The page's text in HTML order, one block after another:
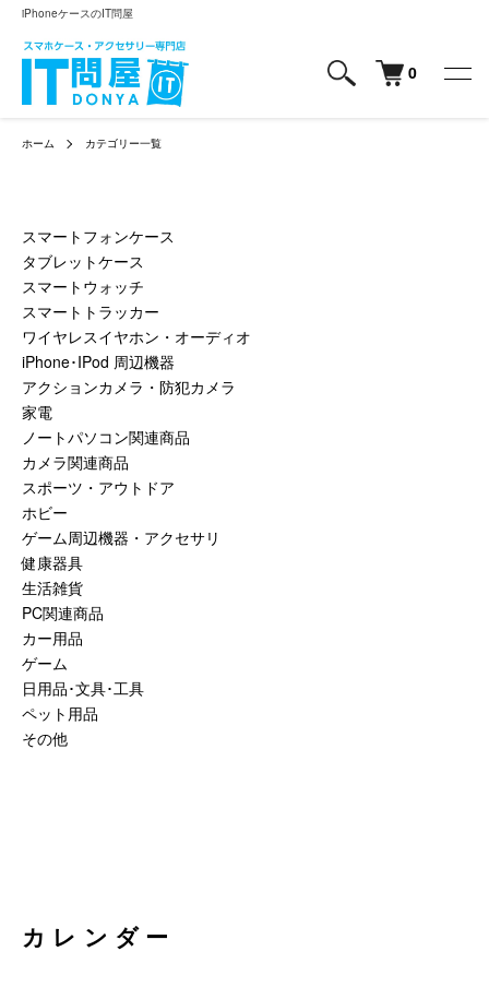
iPhoneケースのIT問屋
0
ホーム カテゴリー一覧
スマートフォンケース
タブレットケース
スマートウォッチ
スマートトラッカー
ワイヤレスイヤホン・オーディオ
iPhone･IPod 周辺機器
アクションカメラ・防犯カメラ
家電
ノートパソコン関連商品
カメラ関連商品
スポーツ・アウトドア
ホビー
ゲーム周辺機器・アクセサリ
健康器具
生活雑貨
PC関連商品
カー用品
ゲーム
日用品･文具･工具
ペット用品
その他
カレンダー